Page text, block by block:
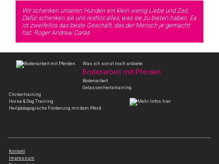
Wir schenken unseren Hunden ein klein wenig Liebe und Zeit.
Dafür schenken sie uns restlos alles, was sie zu bieten haben. Es
ist zweifellos das beste Geschäft, das der Mensch je gemacht
hat. Roger Andrew Caras
Was ich sonst noch anbiete:
Bodenarbeit mit Pferden
Bodenarbeit
Gelassenheitstraining
Clickertraining
Horse & Dog Training
Heilpädagogische Förderung mit dem Pferd
Kontakt
Impressum